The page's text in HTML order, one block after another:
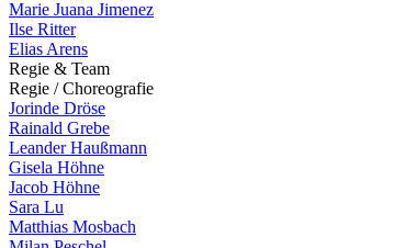
Marie Juana Jimenez
Ilse Ritter
Elias Arens
Regie & Team
Regie / Choreografie
Jorinde Dröse
Rainald Grebe
Leander Haußmann
Gisela Höhne
Jacob Höhne
Sara Lu
Matthias Mosbach